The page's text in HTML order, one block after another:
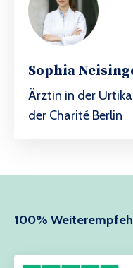
Sophia
Ärztin in der
der Charité Berlin
100%